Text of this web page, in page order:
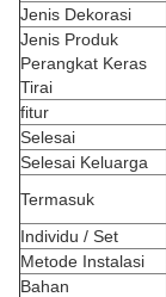
Jenis Dekorasi
Jenis Produk
Perangkat Keras
Tirai
fitur
Selesai
Selesai Keluarga
Termasuk
Individu / Set
Metode Instalasi
Bahan